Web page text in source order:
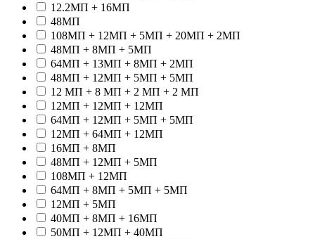
12.2МП + 16МП
48МП
108МП + 12МП + 5МП + 20МП + 2МП
48МП + 8МП + 5МП
64МП + 13МП + 8МП + 2МП
48МП + 12МП + 5МП + 5МП
12 МП + 8 МП + 2 МП + 2 МП
12МП + 12МП + 12МП
64МП + 12МП + 5МП + 5МП
12МП + 64МП + 12МП
16МП + 8МП
48МП + 12МП + 5МП
108МП + 12МП
64МП + 8МП + 5МП + 5МП
12МП + 5МП
40МП + 8МП + 16МП
50МП + 12МП + 40МП